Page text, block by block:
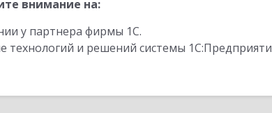
внимание на:
у партнера фирмы 1С.
технологий и решений системы